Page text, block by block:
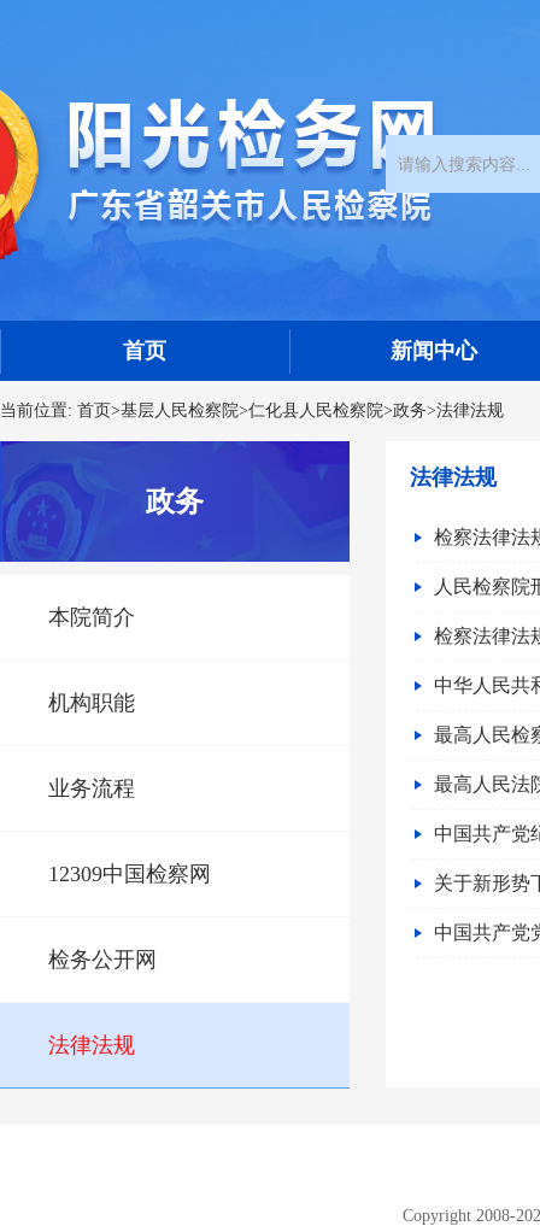
首页 新闻中心
当前位置: 首页>基层人民检察院>仁化县人民检察院>政务>法律法规
政务
本院简介
机构职能
业务流程
12309中国检察网
检务公开网
法律法规
法律法规
检察法律法
人民检察院
检察法律法
中华人民共
最高人民检
最高人民法
中国共产党
关于新形势
中国共产党
Copyright 2008-